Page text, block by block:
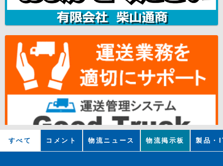
すべて コメント 物流ニュース 物流掲示板 製品・